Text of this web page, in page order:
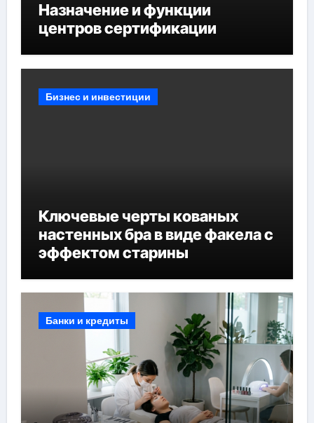
Назначение и функции
центров сертификации
Бизнес и инвестиции
Ключевые черты кованых
настенных бра в виде факела с
эффектом старины
Банки и кредиты